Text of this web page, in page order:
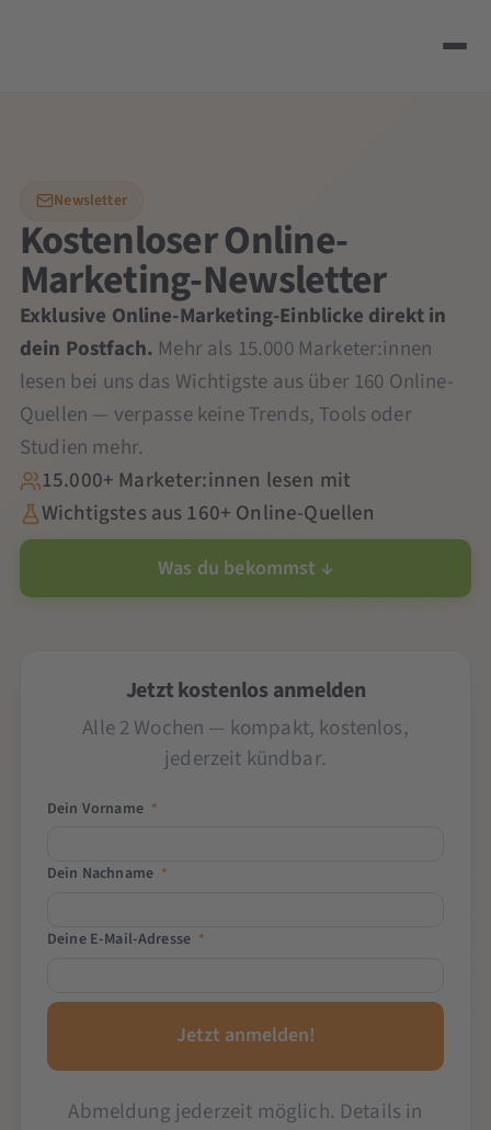
Newsletter
Kostenloser Online-
Marketing-Newsletter
Exklusive Online-Marketing-Einblicke direkt in
dein Postfach. Mehr als 15.000 Marketer:innen
lesen bei uns das Wichtigste aus über 160 Online-
Quellen — verpasse keine Trends, Tools oder
Studien mehr.
15.000+ Marketer:innen lesen mit
Wichtigstes aus 160+ Online-Quellen
Was du bekommst ↓
Jetzt kostenlos anmelden
Alle 2 Wochen — kompakt, kostenlos,
jederzeit kündbar.
Dein Vorname *
Dein Nachname *
Deine E-Mail-Adresse *
Abmeldung jederzeit möglich. Details in